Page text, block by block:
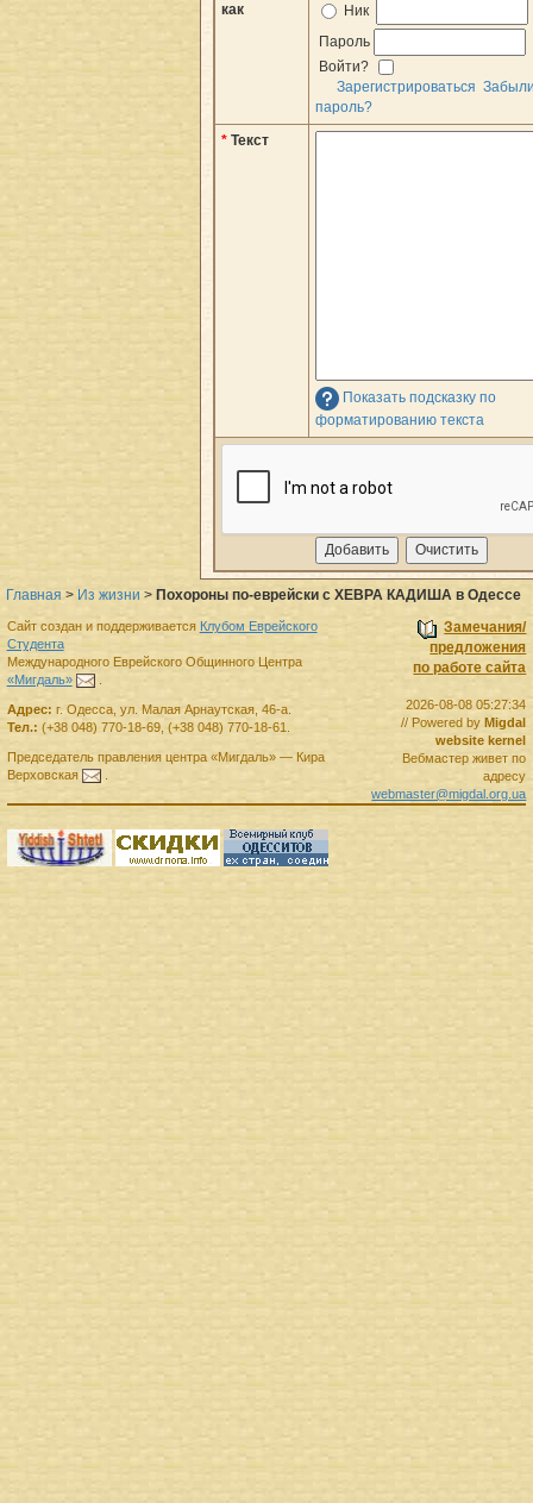
как
Ник
Пароль
Войти?
Зарегистрироваться
пароль?
* Текст
Показать подсказку по
форматированию текста
Главная > Из жизни > Похороны по-еврейски с ХЕВРА КАДИША в Одессе
Замечания/
предложения
по работе сайта
2026-08-08 05:27:34
// Powered byMigdal
website kernel
Вебмастер живет по
адресу
webmaster@migdal.org.ua
Сайт создан и поддерживается Клубом Еврейского
Студента
Международного Еврейского Общинного Центра
«Мигдаль»
.
Адрес: г. Одесса, ул. Малая Арнаутская, 46-а.
Тел.: (+38 048) 770-18-69, (+38 048) 770-18-61
Председатель правленияцентра «Мигдаль»— Кира
Верховская
.